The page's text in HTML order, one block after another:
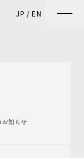
JP / EN
お知らせ